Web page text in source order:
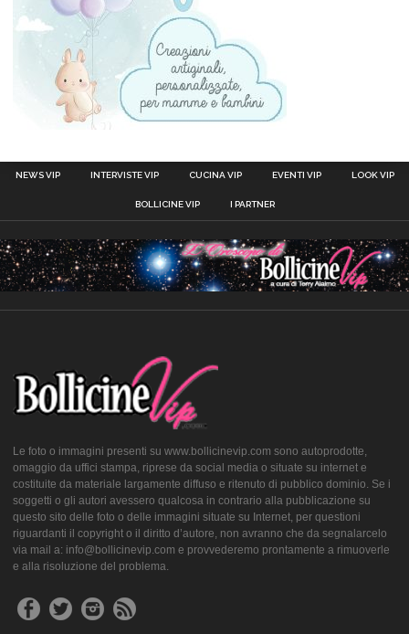
NEWS VIP INTERVISTE VIP CUCINA VIP EVENTI VIP LOOK VIP
BOLLICINE VIP I PARTNER
Le foto o immagini presenti su www.bollicinevip.com sono autoprodotte,
omaggio da uffici stampa, riprese da social media o situate su internet e
costituite da materiale largamente diffuso e ritenuto di pubblico dominio. Se i
soggetti o gli autori avessero qualcosa in contrario alla pubblicazione su
questo sito delle foto o delle immagini situate su Internet, per questioni
riguardanti il copyright o il diritto d’autore, non avranno che da segnalarcelo
via mail a: info@bollicinevip.com e provvederemo prontamente a rimuoverle
e alla risoluzione del problema.